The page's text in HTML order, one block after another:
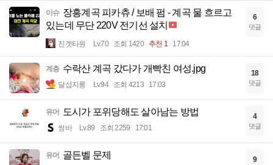
이슈 장흥계곡 피카츄 / 보배 펌 - 계곡 물 흐르고
있는데 무단 220V 전기선 설치
진겟타원 Lv.70 조회 1420 추천 1 17:04
6
댓글
계층 수락산 계곡 갔다가 개빡친 여성.jpg
달섭지롱 Lv.94 조회 4213 17:03
18
댓글
유머 도시가 포위당해도 살아남는 방법
썽바 Lv.89 조회 2259 17:01
4
댓글
유머 골든벨 문제 9